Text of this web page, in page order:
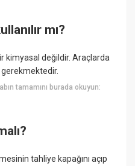
mı?
kimyasal değildir. Araçlarda
gerekmektedir.
tamamını burada okuyun:
tahliye kapağını açıp